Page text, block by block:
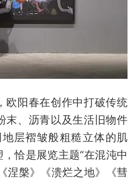
欧阳春在创作中打破传统
末、沥青以及生活旧物件
层褶皱般粗糙立体的肌
恰是展览主题“在混沌中
涅槃》《溃烂之地》《彗